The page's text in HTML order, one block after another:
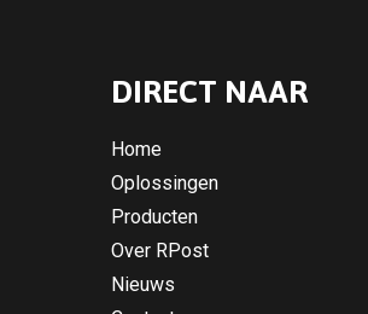
DIRECT NAAR
Home
Oplossingen
Producten
Over RPost
Nieuws